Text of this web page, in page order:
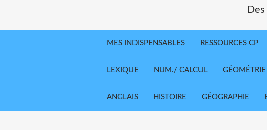
MES INDISPENSABLES RESSOURCES CP
LEXIQUE NUM./ CALCUL GÉOMÉTRIE
ANGLAIS HISTOIRE GÉOGRAPHIE